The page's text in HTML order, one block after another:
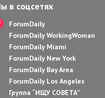
в соцсетях
ForumDaily
ForumDaily WorkingWoman
ForumDaily Miami
ForumDaily New York
ForumDaily Bay Area
ForumDaily Los Angeles
Группа “ИЩУ СОВЕТА”